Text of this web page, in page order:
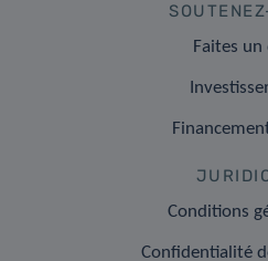
Faites un
Conditions
Confidentialité